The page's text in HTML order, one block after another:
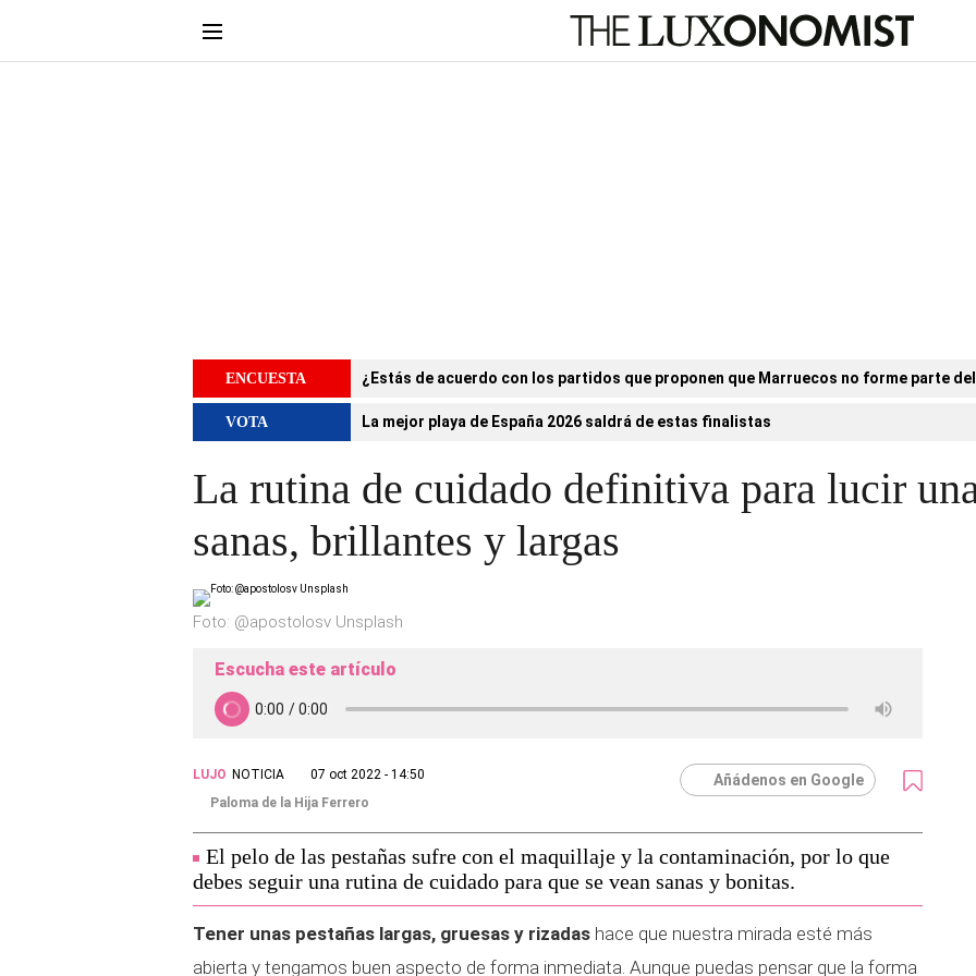
ENCUESTA ¿Estás de acuerdo con los partidos que proponen que Marruecos no forme parte
VOTA La mejor playa de España 2026 saldrá de estas finalistas
La rutina de cuidado definitiva para lucir
sanas, brillantes y largas
Foto: @apostolosv Unsplash
Escucha este artículo
LUJO NOTICIA
07 oct 2022 - 14:50
Paloma de la Hija Ferrero
Añádenos en Google
El pelo de las pestañas sufre con el maquillaje y la contaminación, por lo que
debes seguir una rutina de cuidado para que se vean sanas y bonitas.
Tener unas pestañas largas, gruesas y rizadas hace que nuestra mirada esté más
abierta y tengamos buen aspecto de forma inmediata. Aunque puedas pensar que la forma